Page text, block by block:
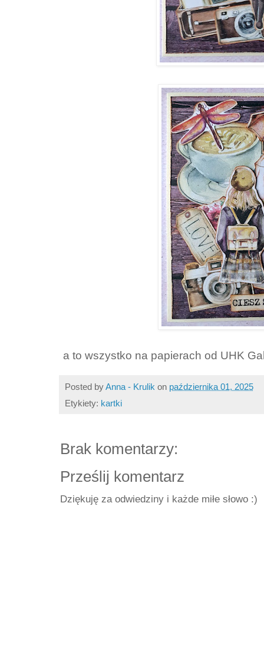
a to wszystko na papierach od UHK
Posted byAnna - Krulik on października 01, 2025
Etykiety: kartki
Brak komentarzy:
Prześlij komentarz
Dziękuję za odwiedziny i każde miłe słowo :)